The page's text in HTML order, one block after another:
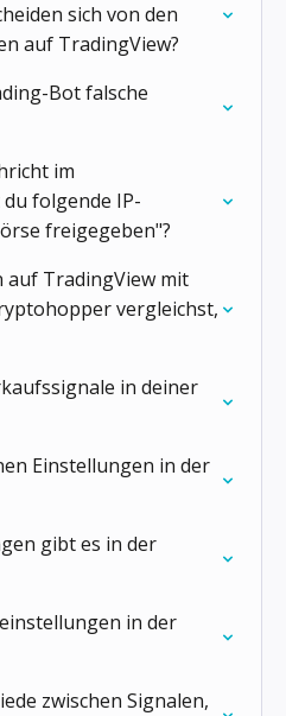
sich von den
auf TradingView?
Bot falsche
im
folgende IP-
freigegeben"?
auf TradingView mit
vergleichst,
in deiner
Einstellungen in der
gibt es in der
in der
zwischen Signalen,